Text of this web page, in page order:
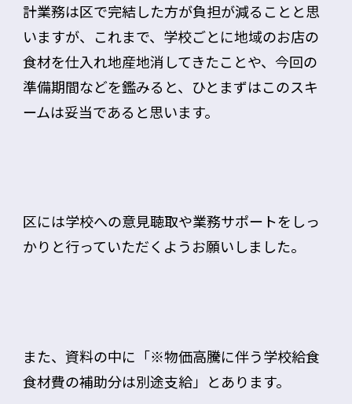
計業務は区で完結した方が負担が減ることと思
いますが、これまで、学校ごとに地域のお店の
食材を仕入れ地産地消してきたことや、今回の
準備期間などを鑑みると、ひとまずはこのスキ
ームは妥当であると思います。
区には学校への意見聴取や業務サポートをしっ
かりと行っていただくようお願いしました。
また、資料の中に「※物価高騰に伴う学校給食
食材費の補助分は別途支給」とあります。